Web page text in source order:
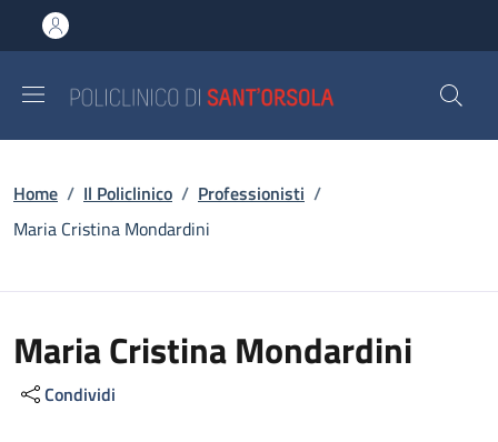
al contenuto principale
to footer content
Briciole di pane
Home / Il Policlinico / Professionisti /
Maria Cristina Mondardini
Maria Cristina Mondardini
Condividi